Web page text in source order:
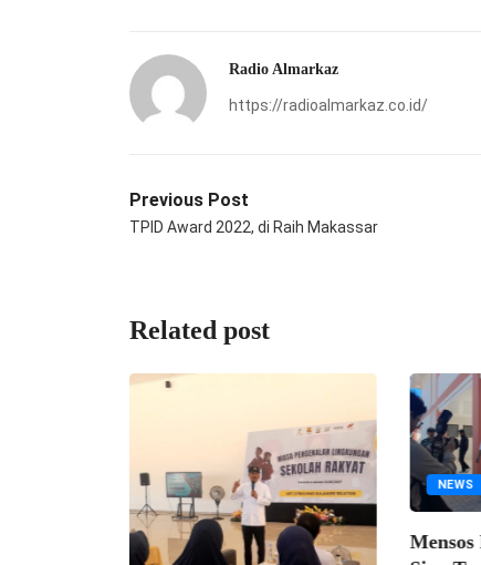
Radio Almarkaz
https://radioalmarkaz.co.id/
Previous Post
TPID Award 2022, di Raih Makassar
Related post
NEWS
Mensos